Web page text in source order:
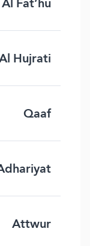
Hujrati
Qaaf
Attwur